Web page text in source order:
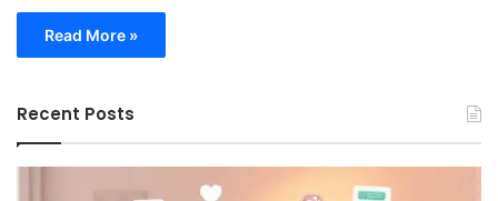
Read More »
Recent Posts